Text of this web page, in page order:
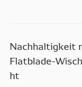
Nachhaltigkeit
Flatblade-
ht